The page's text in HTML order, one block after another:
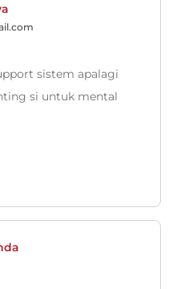
sistem apalagi
si untuk mental